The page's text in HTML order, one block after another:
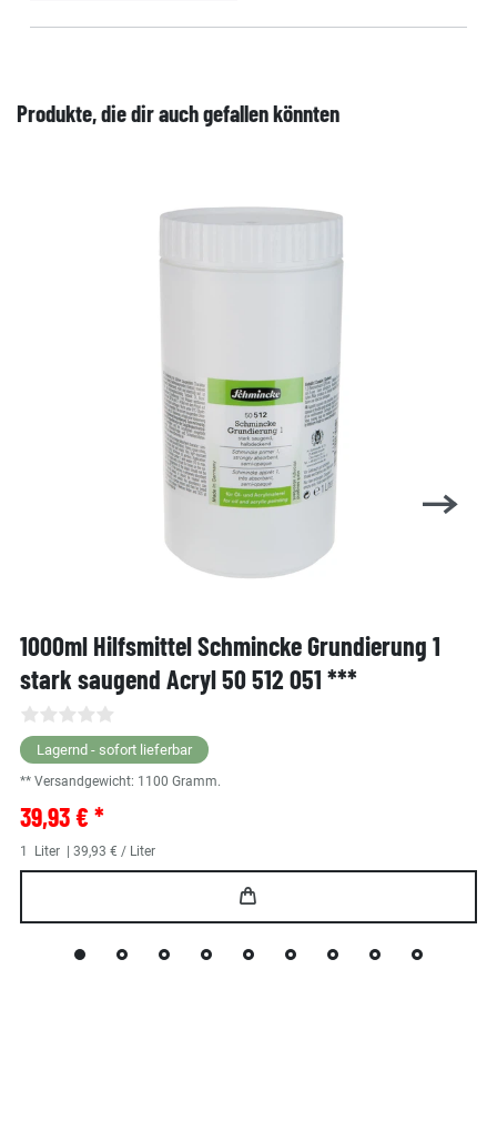
Produkte, die dir auch gefallen könnten
1000ml Hilfsmittel Schmincke Grundierung 1
stark saugend Acryl 50 512 051 ***
Lagernd - sofort lieferbar
** Versandgewicht: 1100 Gramm.
39,93 € *
1 Liter | 39,93 € / Liter